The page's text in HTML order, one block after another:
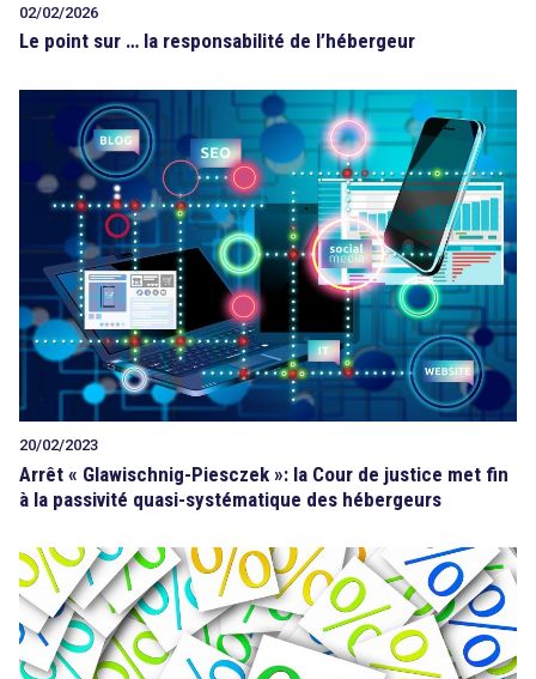
02/02/2026
Le point sur … la responsabilité de l’hébergeur
20/02/2023
Arrêt « Glawischnig-Piesczek »: la Cour de justice met fin
à la passivité quasi-systématique des hébergeurs